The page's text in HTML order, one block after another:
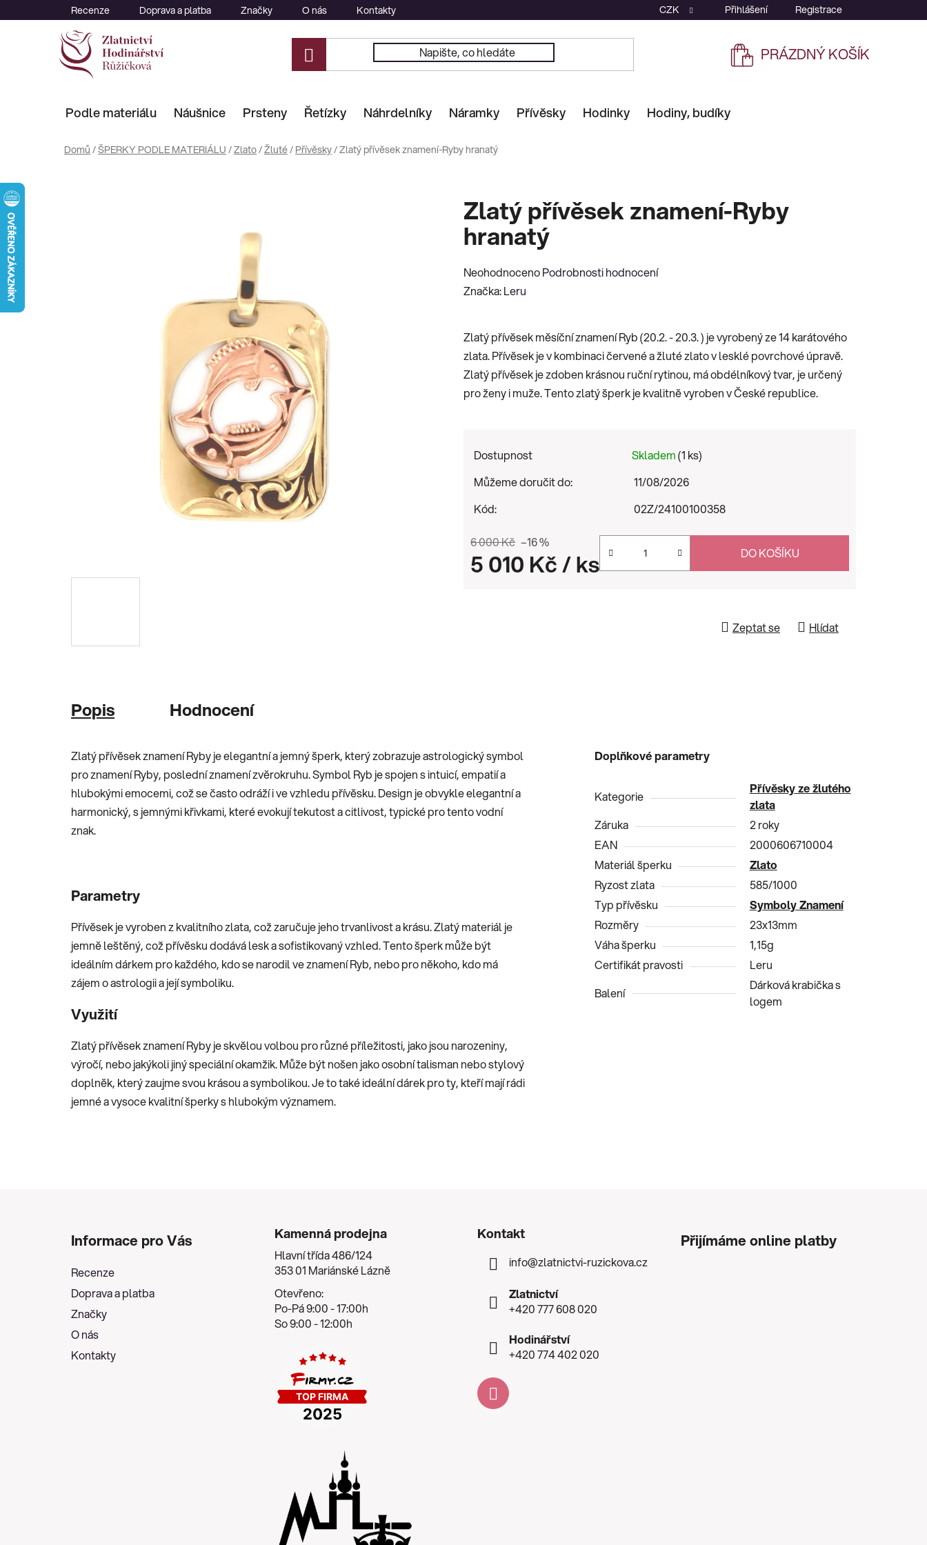
na
Recenze Doprava a platba Značky O nás Kontakty CZK Přihlášení Registrace
NÁKUPNÍ
PRÁZDNÝ KOŠÍK
Podle materiálu Náušnice Prsteny Řetízky Náhrdelníky Náramky Přívěsky Hodinky Hodiny, budíky
Domů /ŠPERKY PODLE MATERIÁLU /Zlato/Žluté/ Přívěsky/Zlatý přívěsek znamení-Ryby hranatý
Zlatý přívěsek znamení-Ryby
hranatý
Průměrné
hodnocení
0,0
z
5
hvězdiček.
NeohodnocenoPodrobnosti hodnocení
Značka:Leru
Zlatý přívěsek měsíční znamení Ryb (20.2. - 20.3. ) je vyrobený ze 14 karátového
zlata. Přívěsek je v kombinaci červené a žluté zlato v lesklé povrchové úpravě.
Zlatý přívěsek je zdoben krásnou ruční rytinou, má obdélníkový tvar, je určený
pro ženy i muže. Tento zlatý šperk je kvalitně vyroben v České republice.
Dostupnost Skladem(1 ks)
Můžeme doručit do:
11/08/2026
Kód:
02Z/24100100358
6 000 Kč –16 %
5 010 Kč/ ks DO KOŠÍKU
Zeptat se Hlídat
Popis Hodnocení
Zlatý přívěsek znamení Ryby je elegantní a jemný šperk, který zobrazuje astrologický symbol
pro znamení Ryby, poslední znamení zvěrokruhu. Symbol Ryb je spojen s intuicí, empatií a
hlubokými emocemi, což se často odráží i ve vzhledu přívěsku. Design je obvykle elegantní a
harmonický, s jemnými křivkami, které evokují tekutost a citlivost, typické pro tento vodní
znak.
Parametry
Přívěsek je vyroben z kvalitního zlata, což zaručuje jeho trvanlivost a krásu. Zlatý materiál je
jemně leštěný, což přívěsku dodává lesk a sofistikovaný vzhled. Tento šperk může být
ideálním dárkem pro každého, kdo se narodil ve znamení Ryb, nebo pro někoho, kdo má
zájem o astrologii a její symboliku.
Využití
Zlatý přívěsek znamení Ryby je skvělou volbou pro různé příležitosti, jako jsou narozeniny,
výročí, nebo jakýkoli jiný speciální okamžik. Může být nošen jako osobní talisman nebo stylový
doplněk, který zaujme svou krásou a symbolikou. Je to také ideální dárek pro ty, kteří mají rádi
jemné a vysoce kvalitní šperky s hlubokým významem.
Doplňkové parametry
Kategorie
Přívěsky ze žlutého
zlata
Záruka
2 roky
EAN
2000606710004
Materiál šperku
Zlato
Ryzost zlata
585/1000
Typ přívěsku
Symboly Znamení
Rozměry
23x13mm
Váha šperku
1,15g
Certifikát pravosti
Leru
Balení
Dárková krabička s
logem
Informace pro Vás
Recenze
Doprava a platba
Značky
O nás
Kontakty
Kamenná prodejna
Hlavní třída 486/124
353 01 Mariánské Lázně
Otevřeno:
Po-Pá 9:00 - 17:00h
So 9:00 - 12:00h
Kontakt
info@zlatnictvi-ruzickova.cz
Zlatnictví
+420 777 608 020
Hodinářství
+420 774 402 020
Přijímáme online platby